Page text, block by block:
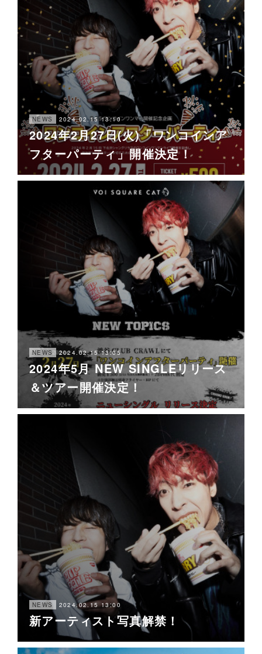
NEWS 2024.02.15 13:10
2024年2月27日(火)「ワンコインア
フターパーティ」開催決定！
NEWS 2024.02.15 13:05
2024年5月 NEW SINGLEリリース
＆ツアー開催決定！
NEWS 2024.02.15 13:00
新アーティスト写真解禁！